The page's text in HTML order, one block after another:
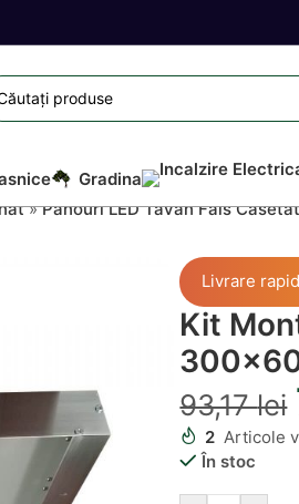
Gradina
»Panouri LED Tavan Fals Casetat
Livrare
Kit
93,17lei
2 Articole
În stoc